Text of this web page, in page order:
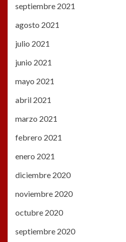
septiembre 2021
agosto 2021
julio 2021
junio 2021
mayo 2021
abril 2021
marzo 2021
febrero 2021
enero 2021
diciembre 2020
noviembre 2020
octubre 2020
septiembre 2020